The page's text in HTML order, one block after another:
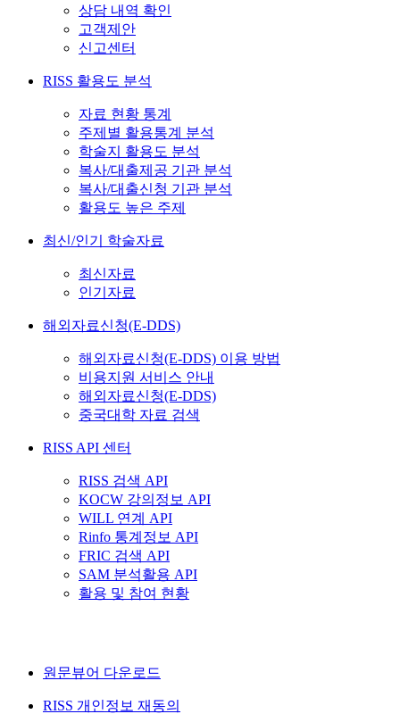
상담 내역 확인
고객제안
신고센터
RISS 활용도 분석
자료 현황 통계
주제별 활용통계 분석
학술지 활용도 분석
복사/대출제공 기관 분석
복사/대출신청 기관 분석
활용도 높은 주제
최신/인기 학술자료
최신자료
인기자료
해외자료신청(E-DDS)
해외자료신청(E-DDS) 이용 방법
비용지원 서비스 안내
해외자료신청(E-DDS)
중국대학 자료 검색
RISS API 센터
RISS 검색 API
KOCW 강의정보 API
WILL 연계 API
Rinfo 통계정보 API
FRIC 검색 API
SAM 분석활용 API
활용 및 참여 현황
원문뷰어 다운로드
RISS 개인정보 재동의